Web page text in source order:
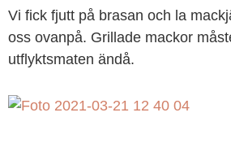
Vi fick fjutt på brasan och la
oss ovanpå. Grillade mackor
utflyktsmaten ändå.